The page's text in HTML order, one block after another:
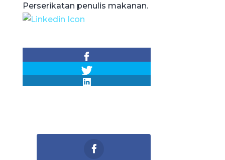
Perserikatan penulis makanan.